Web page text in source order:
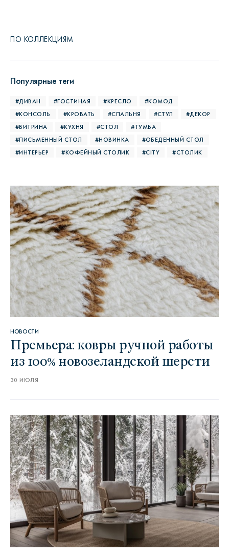
ПО КОЛЛЕКЦИЯМ
Популярные теги
#ДИВАН #ГОСТИНАЯ #КРЕСЛО
#КОМОД
#КОНСОЛЬ
#КРОВАТЬ #СПАЛЬНЯ #СТУЛ
#ДЕКОР
#ВИТРИНА
#КУХНЯ #СТОЛ
#ТУМБА
#ПИСЬМЕННЫЙ СТОЛ
#НОВИНКА
#ОБЕДЕННЫЙ СТОЛ
#ИНТЕРЬЕР
#КОФЕЙНЫЙ СТОЛИК #CITY #СТОЛИК
НОВОСТИ
Премьера: ковры ручной работы
из 100% новозеландской шерсти
30 ИЮЛЯ